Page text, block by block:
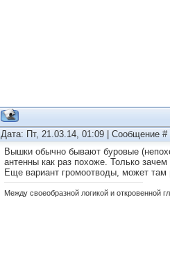
Дата: Пт, 21.03.14, 01:09 | Сообщение #
Вышки обычно бывают буровые
антенны как раз похоже. Только
Еще вариант громоотводы, может
Между своеобразной логикой и откровенной